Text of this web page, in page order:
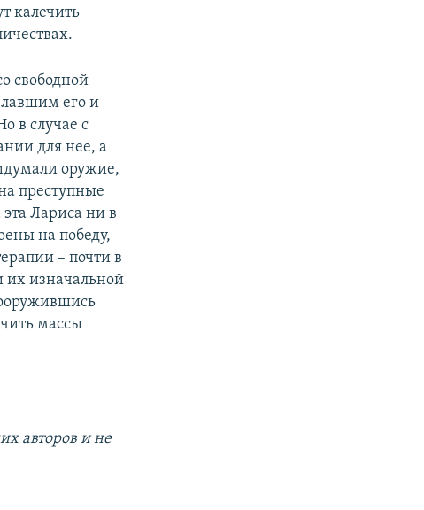
калечить
свободной
его и
в случае с
для нее, а
оружие,
преступные
Лариса ни в
на победу,
– почти в
изначальной
массы
авторов и не